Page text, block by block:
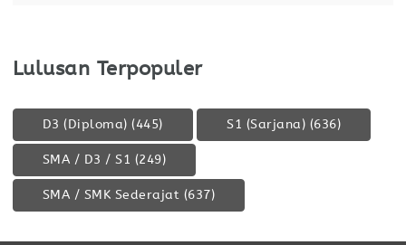
Lulusan Terpopuler
D3 (Diploma) (445) S1 (Sarjana) (636)
SMA / D3 / S1 (249)
SMA / SMK Sederajat (637)